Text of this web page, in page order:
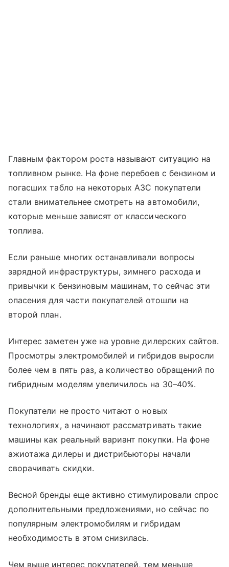
Главным фактором роста называют ситуацию на
топливном рынке. На фоне перебоев с бензином и
погасших табло на некоторых АЗС покупатели
стали внимательнее смотреть на автомобили,
которые меньше зависят от классического
топлива.
Если раньше многих останавливали вопросы
зарядной инфраструктуры, зимнего расхода и
привычки к бензиновым машинам, то сейчас эти
опасения для части покупателей отошли на
второй план.
Интерес заметен уже на уровне дилерских сайтов.
Просмотры электромобилей и гибридов выросли
более чем в пять раз, а количество обращений по
гибридным моделям увеличилось на 30–40%.
Покупатели не просто читают о новых
технологиях, а начинают рассматривать такие
машины как реальный вариант покупки. На фоне
ажиотажа дилеры и дистрибьюторы начали
сворачивать скидки.
Весной бренды еще активно стимулировали спрос
дополнительными предложениями, но сейчас по
популярным электромобилям и гибридам
необходимость в этом снизилась.
Чем выше интерес покупателей, тем меньше